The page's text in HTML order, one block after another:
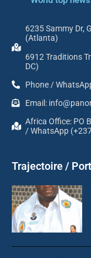
6235 Sammy Dr,
(Atlanta)
6912 Traditions
DC)
Phone /
Email:
Africa Office: PO
/ WhatsApp
Trajectoire /